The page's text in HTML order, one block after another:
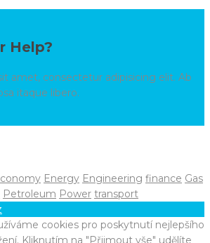
Help?
amet, consectetur adipisicing elit. Ab
itaque libero.
Energy Engineering finance Gas
Petroleum Power transport
cookies pro poskytnutí nejlepšího
Kliknutím na "Přijmout vše" udělíte